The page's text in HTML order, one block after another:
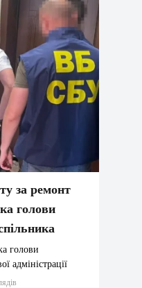
за ремонт
голови
голови
адміністрації